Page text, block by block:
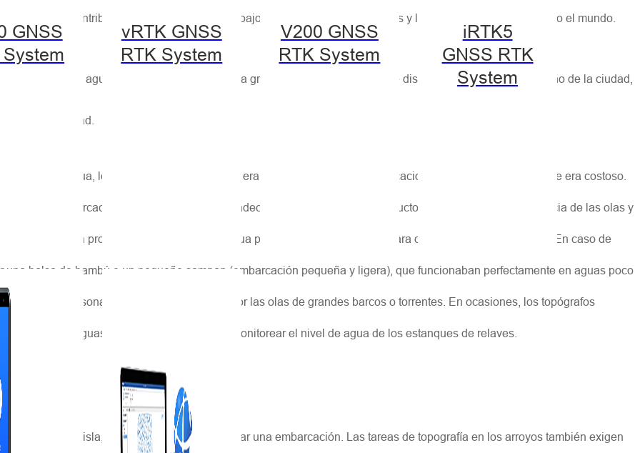
GNSS
System
vRTK GNSS
RTK System
V200 GNSS
RTK System
iRTK5
GNSS RTK
System
contribuyen en gran medida al trabajo de las autoridades públicas y los sectores privados en todo el mundo.
del agua y del tráfico se enfrentan a grandes desafíos a la hora de diseñar o implementar el diseño de la ciudad,
a gran velocidad.
del agua, lo primero que debían hacer era encontrar y alquilar embarcaciones locales, lo cual siempre era costoso.
en la embarcación, buscando la posición adecuada para montar el transductor, evitando así la interferencia de las olas y
en cuenta la profundidad real, ya que el agua podía ser demasiado baja para que la embarcación flotara. En caso de
balsa de bambú o un pequeño sampan (embarcación pequeña y ligera), que funcionaban perfectamente en aguas poco
la vida del personal y eran fáciles de volcar por las olas de grandes barcos o torrentes. En ocasiones, los topógrafos
terremoto, aguas contaminadas o incluso monitorear el nivel de agua de los estanques de relaves.
del lago en la isla, donde no es fácil transportar una embarcación. Las tareas de topografía en los arroyos también exigen